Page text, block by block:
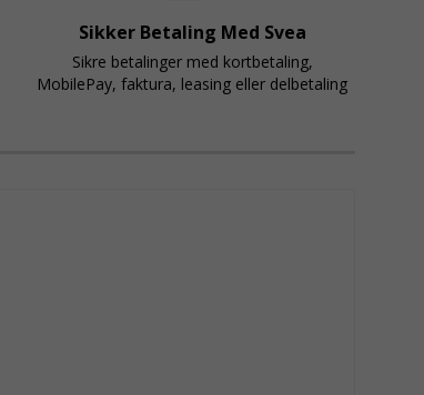
Sikker Betaling Med Svea
Sikre betalinger med kortbetaling,
MobilePay, faktura, leasing eller delbetaling